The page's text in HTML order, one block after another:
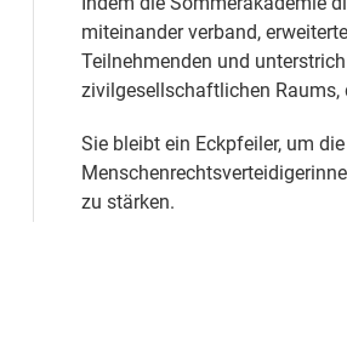
miteinander verband,
Teilnehmenden und
zivilgesellschaftlichen Raums,
Sie bleibt ein Eckpfeiler, um
zu stärken.